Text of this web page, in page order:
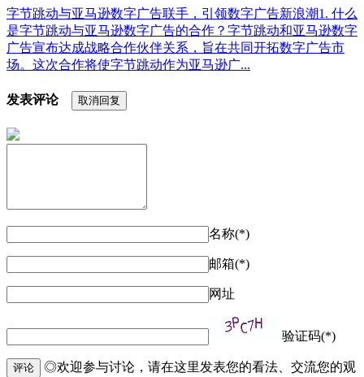
字节跳动与亚马逊数字广告联手，引领数字广告新浪潮1. 什么
是字节跳动与亚马逊数字广告的合作？字节跳动和亚马逊数字
广告宣布达成战略合作伙伴关系，旨在共同开拓数字广告市
场。这次合作将使字节跳动作为亚马逊广...
发表评论 取消回复
名称(*)
邮箱(*)
网址
验证码(*)
评论
◎欢迎参与讨论，请在这里发表您的看法、交流您的观